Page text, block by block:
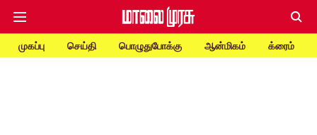
முகப்பு செய்தி பொழுதுபோக்கு ஆன்மிகம் க்ரைம்